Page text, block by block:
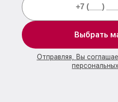
Выбрать
Отправляя, Вы